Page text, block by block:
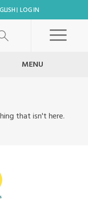
LOG IN
MENU
that isn't here.